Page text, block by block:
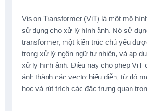
Vision Transformer (ViT) là một mô
sử dụng cho xử lý hình ảnh. Nó sử
transformer, một kiến trúc chủ yếu
trong xử lý ngôn ngữ tự nhiên, và áp
xử lý hình ảnh. Điều này cho phép ViT
ảnh thành các vectơ biểu diễn, từ đó
học và rút trích các đặc trưng quan